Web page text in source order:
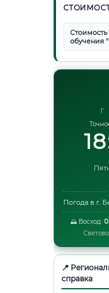
обучения
Погода в г.
🌅 Восход:
📍
справка